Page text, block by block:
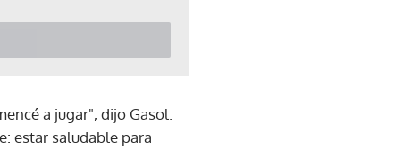
a jugar", dijo Gasol.
estar saludable para